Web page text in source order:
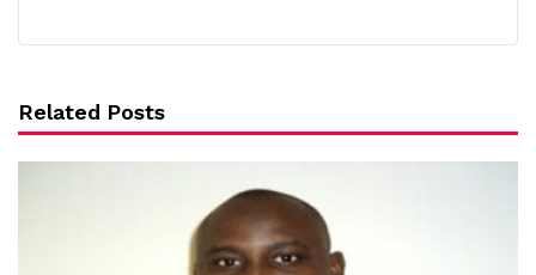
Related Posts